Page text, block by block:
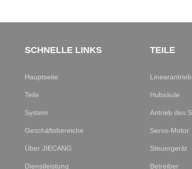
SCHNELLE LINKS
Hauptseite
Teile
System
Geschäftsbereiche
Über JIECANG
Dienstleistung
TEILE
Hubsäule
Antrieb des
Servo-Motor
Steuergerät
Betreiber